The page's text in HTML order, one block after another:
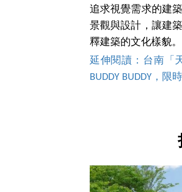
追求視覺需求的建
景觀與設計，讓建
釋建築的文化樣貌。
延伸閱讀：台南「
BUDDY BUDDY，限